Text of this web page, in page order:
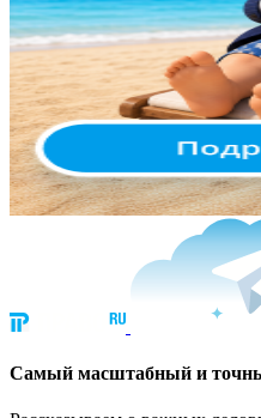
Cамый масштабный и